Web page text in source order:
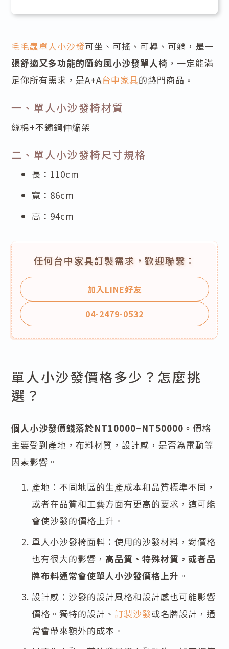
毛毛蟲單人小沙發可坐、可搖、可轉、可躺， 是一
張舒適又多功能的簡約風小沙發單人椅 ，一定能滿
足你所有需求，是A+A台中家具的熱門商品。
一、單人小沙發椅材質
絲棉+不鏽鋼伸縮架
二、單人小沙發椅尺寸規格
長：110cm
寬：86cm
高：94cm
任何台中家具訂製需求，歡迎聯繫：
加入LINE好友
04-2479-0532
單人小沙發價格多少？怎麼挑
選？
個人小沙發價錢落於NT10000~NT50000。價格
主要受到產地，布料材質，設計感，是否為電動等
因素影響。
產地：不同地區的生產成本和品質標準不同，
或者在品質和工藝方面有更高的要求，這可能
會使沙發的價格上升。
單人小沙發椅面料：使用的沙發材料，對價格
也有很大的影響， 高品質、特殊材質，或者品
牌布料通常會使單人小沙發價格上升 。
設計感：沙發的設計風格和設計感也可能影響
價格。獨特的設計、 訂製沙發或名牌設計，通
常會帶來額外的成本。